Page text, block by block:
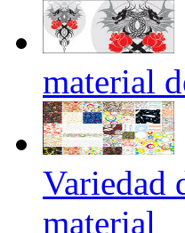
material
Variedad
material